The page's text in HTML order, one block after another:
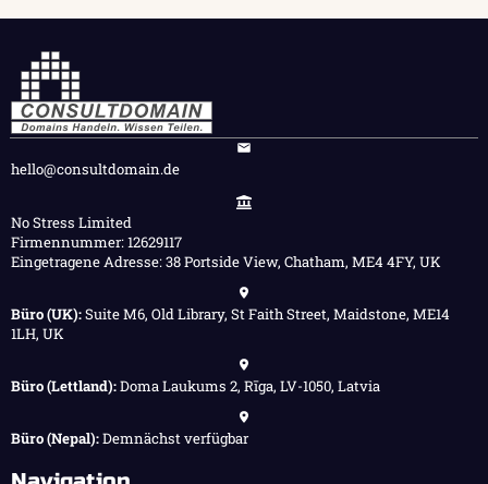
hello@consultdomain.de
No Stress Limited
Firmennummer: 12629117
Eingetragene Adresse: 38 Portside View, Chatham, ME4 4FY, UK
Büro (UK):Suite M6, Old Library, St Faith Street, Maidstone, ME14
1LH, UK
Büro (Lettland):Doma Laukums 2, Rīga, LV-1050, Latvia
Büro (Nepal):Demnächst verfügbar